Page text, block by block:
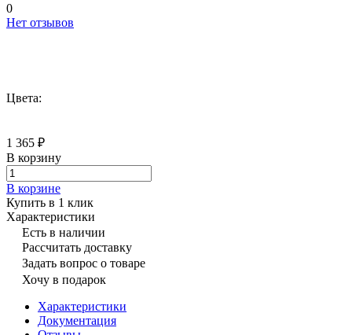
0
Нет отзывов
Цвета:
1 365 ₽
В корзину
В корзине
Купить в 1 клик
Характеристики
Есть в наличии
Рассчитать доставку
Задать вопрос о товаре
Хочу в подарок
Характеристики
Документация